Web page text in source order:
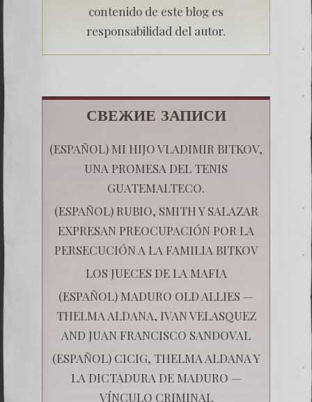
contenido de este blog es
responsabilidad del autor.
СВЕЖИЕ ЗАПИСИ
(ESPAÑOL) MI HIJO VLADIMIR BITKOV,
UNA PROMESA DEL TENIS
GUATEMALTECO.
(ESPAÑOL) RUBIO, SMITH Y SALAZAR
EXPRESAN PREOCUPACIÓN POR LA
PERSECUCIÓN A LA FAMILIA BITKOV
LOS JUECES DE LA MAFIA
(ESPAÑOL) MADURO OLD ALLIES —
THELMA ALDANA, IVAN VELASQUEZ
AND JUAN FRANCISCO SANDOVAL
(ESPAÑOL) CICIG, THELMA ALDANA Y
LA DICTADURA DE MADURO —
VÍNCULO CRIMINAL